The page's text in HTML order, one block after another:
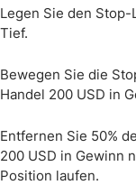
Legen Sie den
Tief.
Bewegen Sie die
Handel 200 USD in
Entfernen Sie 50%
200 USD in Gewinn
Position laufen.